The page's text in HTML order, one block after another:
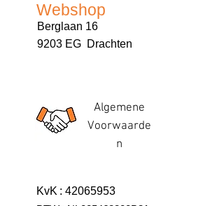
Webshop
Berglaan 16
9203 EG Drachten
Algemene
Voorwaarde
n
KvK : 42065953